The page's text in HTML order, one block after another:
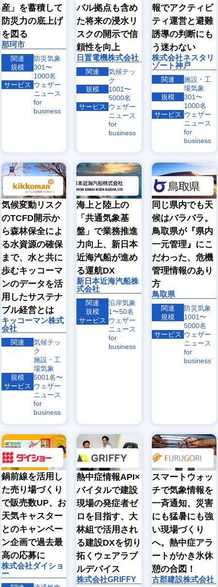
産」を蓄積して
防災力の底上げ
を図る
那珂市
関連
防災気象
規模
301〜
1000名
サービス ウェザー
ニュース
for
business
バル拠点も含め
た将来の浸水リ
スクの開示で信
頼性を向上
日置電機株式会社
関連
気候テッ
ク
規模
1001〜
5000名
サービス ウェザー
ニュース
for
business
報でアクティビ
ティ運営と避難
誘導の判断にも
う迷わない
株式会社ネスタリ
ゾート神戸
関連
施設・工
場気象
規模
301〜
1000名
サービス ウェザー
ニュース
for
business
気候変動リスク
のTCFD開示か
ら森林保全によ
る水資源の確保
まで、水と共に
歩むキッコーマ
ンのデータを活
用したサステナ
ブル経営とは
キッコーマン株式
会社
関連
気候テッ
ク
施設・工
場気象
規模
5001名〜
サービス ウェザー
ニュース
for
business
海上と陸上の
「共通気象基
盤」で業務推進
力向上、新日本
近海汽船が進め
る運航DX
新日本近海汽船株
式会社
関連
沿岸気象
規模
1〜50名
サービス ウェザー
ニュース
for
business
同じ県内でも天
候はバラバラ。
鳥取県が『県内
一元管理』にこ
だわった、危機
管理情報のあり
方
鳥取県
関連
防災気象
規模
1001〜
5000名
サービス ウェザー
ニュース
for
business
鍋前線を活用し
た売り場づくり
で販売数UP、お
天気キャスター
とのキャンペー
ン企画で過去最
高の応募に
株式会社ダイショ
ー
熱中症情報API×
バイタルで建設
現場の発症者ゼ
ロを目指す、大
林組で活用され
る建設DXを切り
拓くウェアラブ
ルデバイス
株式会社GRIFFY
スマートウォッ
チで気象情報を
一斉通知、災害
にも猛暑にも強
い現場づくり
へ。熱中症アラ
ートがかき氷休
憩の合図！
古郡建設株式会社